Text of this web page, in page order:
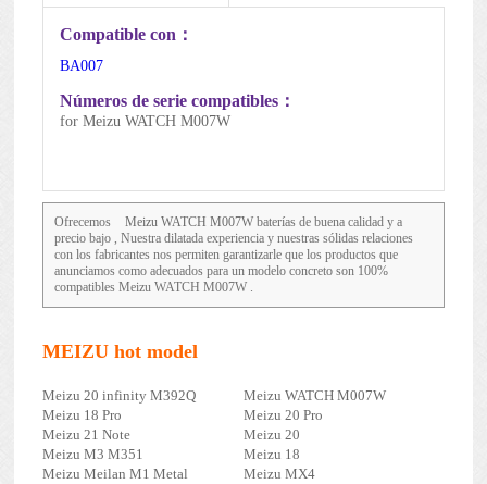
Mantenimiento de la batería
Compatible con：
BA007
Números de serie compatibles：
for Meizu WATCH M007W
Ofrecemos Meizu WATCH M007Wbaterías de buena calidad y a
precio bajo , Nuestra dilatada experiencia y nuestras sólidas relaciones
con los fabricantes nos permiten garantizarle que los productos que
anunciamos como adecuados para un modelo concreto son 100%
compatibles Meizu WATCH M007W .
MEIZU hot model
Meizu 20 infinity M392Q
Meizu WATCH M007W
Meizu 18 Pro
Meizu 20 Pro
Meizu 21 Note
Meizu 20
Meizu M3 M351
Meizu 18
Meizu Meilan M1 Metal
Meizu MX4